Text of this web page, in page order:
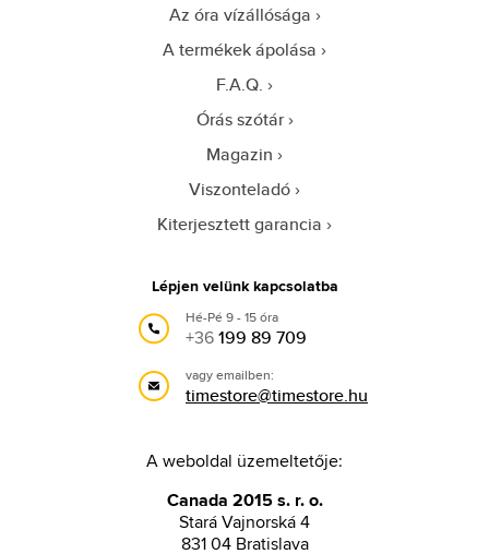
Az óra vízállósága
A termékek ápolása
F.A.Q.
Órás szótár
Magazin
Viszonteladó
Kiterjesztett garancia
Lépjen velünk kapcsolatba
Hé-Pé 9 - 15 óra
+36199 89 709
vagy emailben:
timestore@timestore.hu
A weboldal üzemeltetője:
Canada 2015 s. r. o.
Stará Vajnorská 4
831 04 Bratislava